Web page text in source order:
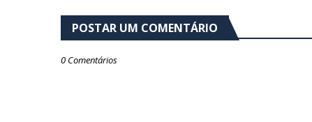
POSTAR UM COMENTÁRIO
0 Comentários